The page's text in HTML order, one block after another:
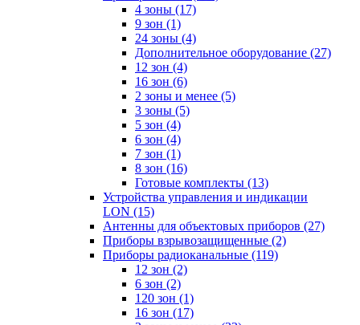
4 зоны (17)
9 зон (1)
24 зоны (4)
Дополнительное оборудование (27)
12 зон (4)
16 зон (6)
2 зоны и менее (5)
3 зоны (5)
5 зон (4)
6 зон (4)
7 зон (1)
8 зон (16)
Готовые комплекты (13)
Устройства управления и индикации
LON (15)
Антенны для объектовых приборов (27)
Приборы взрывозащищенные (2)
Приборы радиоканальные (119)
12 зон (2)
6 зон (2)
120 зон (1)
16 зон (17)